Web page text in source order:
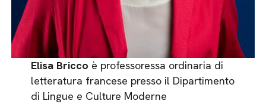
Elisa Bricco è professoressa ordinaria di
letteratura francese presso il Dipartimento
di Lingue e Culture Moderne